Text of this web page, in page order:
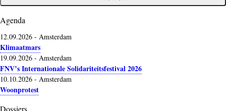
Agenda
12.09.2026 - Amsterdam
Klimaatmars
19.09.2026 - Amsterdam
FNV’s Internationale Solidariteitsfestival 2026
10.10.2026 - Amsterdam
Woonprotest